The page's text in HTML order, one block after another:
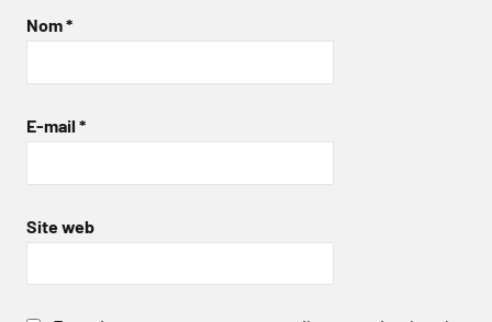
Nom*
E-mail *
Site web